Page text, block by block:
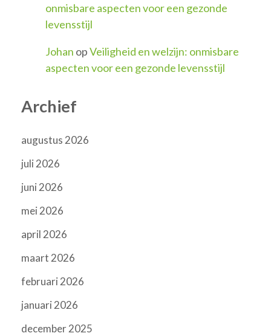
onmisbare aspecten voor een gezonde
levensstijl
Johan opVeiligheid en welzijn: onmisbare
aspecten voor een gezonde levensstijl
Archief
augustus 2026
juli 2026
juni 2026
mei 2026
april 2026
maart 2026
februari 2026
januari 2026
december 2025